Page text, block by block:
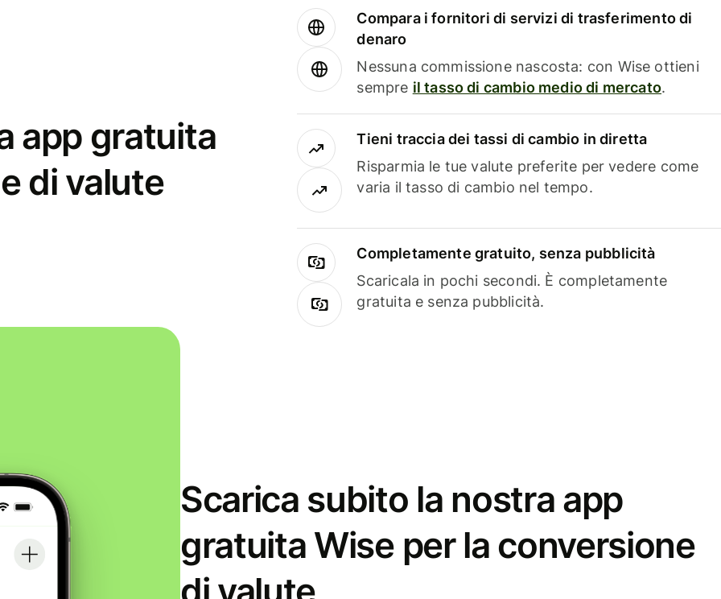
app gratuita
di valute
Compara i fornitori di servizi di trasferimento di
denaro
Nessuna commissione nascosta: con Wise ottieni
sempre il tasso di cambio medio di mercato.
Tieni traccia dei tassi di cambio in diretta
Risparmia le tue valute preferite per vedere come
varia il tasso di cambio nel tempo.
Completamente gratuito, senza pubblicità
Scaricala in pochi secondi. È completamente
gratuita e senza pubblicità.
Scarica subito la nostra app
gratuita Wise per la conversione